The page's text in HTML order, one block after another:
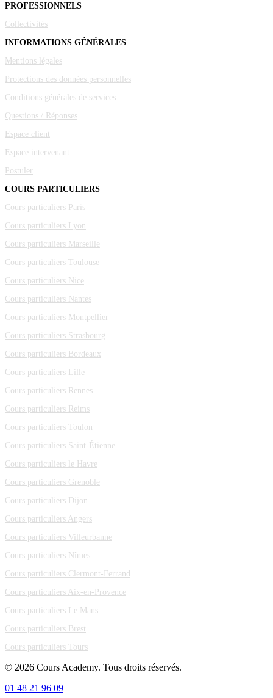
PROFESSIONNELS
Collectivités
INFORMATIONS GÉNÉRALES
Mentions légales
Protections des données personnelles
Conditions générales de services
Questions / Réponses
Espace client
Espace intervenant
Postuler
COURS PARTICULIERS
Cours particuliers Paris
Cours particuliers Lyon
Cours particuliers Marseille
Cours particuliers Toulouse
Cours particuliers Nice
Cours particuliers Nantes
Cours particuliers Montpellier
Cours particuliers Strasbourg
Cours particuliers Bordeaux
Cours particuliers Lille
Cours particuliers Rennes
Cours particuliers Reims
Cours particuliers Toulon
Cours particuliers Saint-Étienne
Cours particuliers le Havre
Cours particuliers Grenoble
Cours particuliers Dijon
Cours particuliers Angers
Cours particuliers Villeurbanne
Cours particuliers Nîmes
Cours particuliers Clermont-Ferrand
Cours particuliers Aix-en-Provence
Cours particuliers Le Mans
Cours particuliers Brest
Cours particuliers Tours
© 2026 Cours Academy. Tous droits réservés.
01 48 21 96 09